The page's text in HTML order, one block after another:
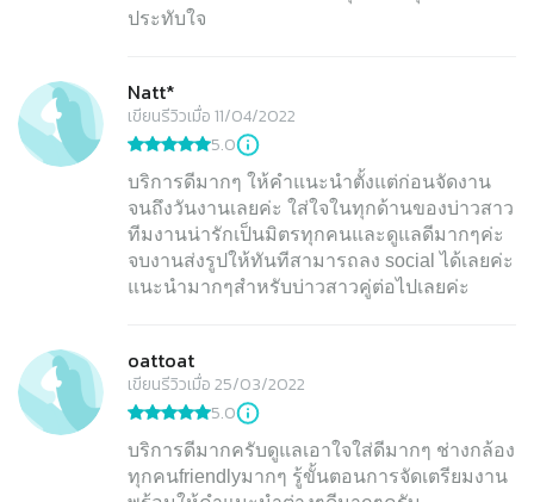
ประทับใจ
Natt*
เขียนรีวิวเมื่อ 11/04/2022
5.0
บริการดีมากๆ ให้คำแนะนำตั้งแต่ก่อนจัดงาน
จนถึงวันงานเลยค่ะ ใส่ใจในทุกด้านของบ่าวสาว
ทีมงานน่ารักเป็นมิตรทุกคนและดูแลดีมากๆค่ะ
จบงานส่งรูปให้ทันทีสามารถลง social ได้เลยค่ะ
แนะนำมากๆสำหรับบ่าวสาวคู่ต่อไปเลยค่ะ
oattoat
เขียนรีวิวเมื่อ 25/03/2022
5.0
บริการดีมากครับดูแลเอาใจใส่ดีมากๆ ช่างกล้อง
ทุกคนfriendlyมากๆ รู้ขั้นตอนการจัดเตรียมงาน